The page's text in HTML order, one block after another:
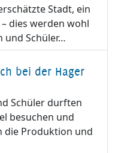
Stadt, ein
dies werden wohl
und Schüler…
bei der Hager
Schüler durften
besuchen und
die Produktion und